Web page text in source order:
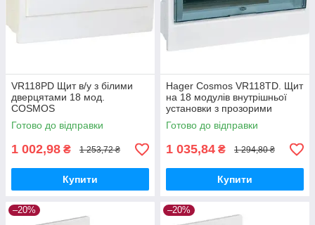
VR118PD Щит в/у з білими
дверцятами 18 мод.
COSMOS
Готово до відправки
1 002,98 ₴ 1 253,72 ₴
Купити
Hager Cosmos VR118TD. Щит
на 18 модулів внутрішньої
установки з прозорими
дверима
Готово до відправки
1 035,84 ₴ 1 294,80 ₴
Купити
–20% –20%